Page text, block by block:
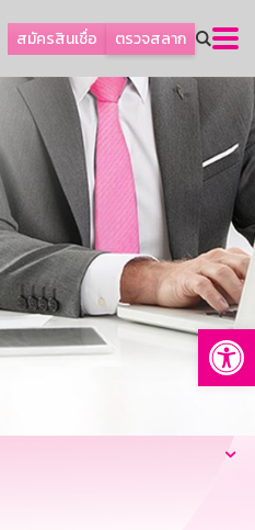
สมัครสินเชื่อ ตรวจสลาก